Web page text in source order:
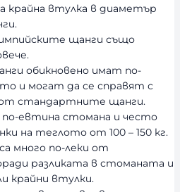
крайна втулка в диаметър
щанги също
обикновено имат по-
и могат да се справят с
от стандартните щанги.
евтина стомана и често
на теглото от 100 – 150 кг.
много по-леки от
разликата в стоманата и
крайни втулки.